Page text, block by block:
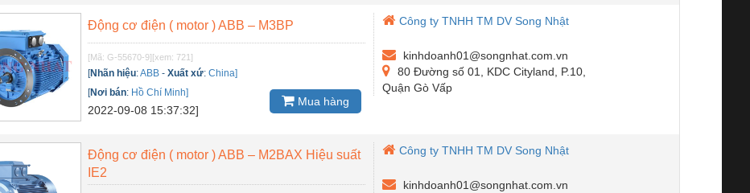
Động cơ điện ( motor ) ABB – M3BP
[Mã: G-55670-9] [xem: 721]
[Nhãn hiệu:ABB -Xuất xứ:China]
[Nơi bán: Hồ Chí Minh]
2022-09-08 15:37:32]
Mua hàng
Công ty TNHH TM DV Song Nhật
kinhdoanh01@songnhat.com.vn
80 Đường số 01, KDC Cityland, P.10,
Quận Gò Vấp
Động cơ điện ( motor ) ABB – M2BAX Hiệu suất
IE2
Công ty TNHH TM DV Song Nhật
kinhdoanh01@songnhat.com.vn